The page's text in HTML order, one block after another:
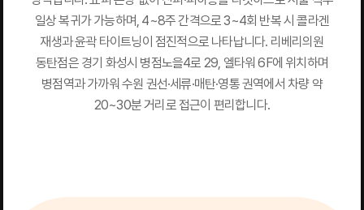
일상 복귀가 가능하며, 4~8주 간격으로 3~4회 반복 시 콜라겐
재생과 윤곽 타이트닝이 점진적으로 나타납니다. 리베리의원
동탄점은 경기 화성시 병점노을4로 29, 엘타워 6F에 위치하며
병점역과 가까워 수원 권선·세류·매탄·영통 권역에서 차량 약
20~30분 거리로 접근이 편리합니다.